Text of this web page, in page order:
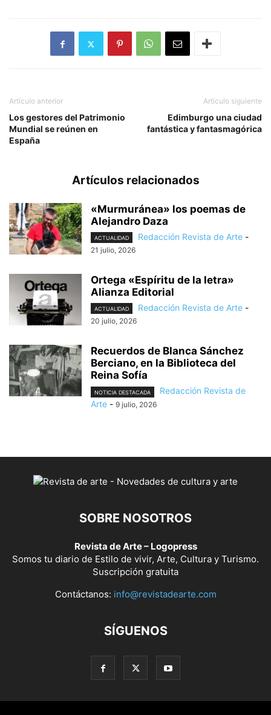
Artículo anterior
Los gestores del Patrimonio
Mundial se reúnen en
España
Artículo siguiente
Edimburgo una ciudad
fantástica y fantasmagórica
Artículos relacionados
«Murmuránea» los poemas de
Alejandro Daza
ACTUALIDAD Redacción Revista de Arte -
21 julio, 2026
Ortega «Espíritu de la letra»
Alianza Editorial
ACTUALIDAD Redacción Revista de Arte -
20 julio, 2026
Recuerdos de Blanca Sánchez
Berciano, en la Biblioteca del
Reina Sofía
NOTICIA DESTACADA
Redacción Revista de
Arte - 9 julio, 2026
SOBRE NOSOTROS
Revista de Arte – Logopress
Somos tu diario de Estilo de vivir, Arte, Cultura y Turismo.
Suscripción gratuita
Contáctanos: info@revistadearte.com
SÍGUENOS